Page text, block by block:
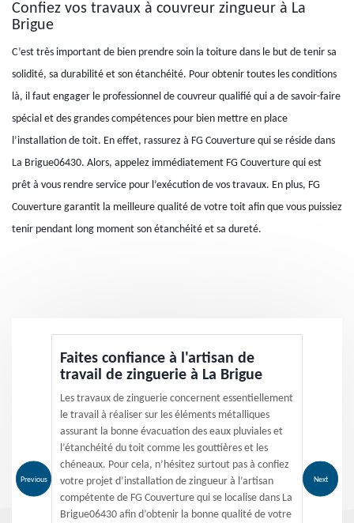
Confiez vos travaux à couvreur zingueur à La
Brigue
C’est très important de bien prendre soin la toiture dans le but de tenir sa
solidité, sa durabilité et son étanchéité. Pour obtenir toutes les conditions
là, il faut engager le professionnel de couvreur qualifié qui a de savoir-faire
spécial et des grandes compétences pour bien mettre en place
l’installation de toit. En effet, rassurez à FG Couverture qui se réside dans
La Brigue06430. Alors, appelez immédiatement FG Couverture qui est
prêt à vous rendre service pour l’exécution de vos travaux. En plus, FG
Couverture garantit la meilleure qualité de votre toit afin que vous puissiez
tenir pendant long moment son étanchéité et sa dureté.
Previous
Faites confiance à l'artisan de
travail de zinguerie à La Brigue
Les travaux de zinguerie concernent essentiellement
le travail à réaliser sur les éléments métalliques
assurant la bonne évacuation des eaux pluviales et
l’étanchéité du toit comme les gouttières et les
chéneaux. Pour cela, n’hésitez surtout pas à confiez
votre projet d’installation de zingueur à l’artisan
compétente de FG Couverture qui se localise dans La
Brigue06430 afin d’obtenir la bonne qualité de votre
Next